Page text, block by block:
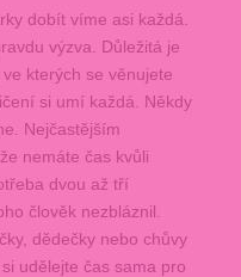
dobít víme asi každá.
výzva. Důležitá je
kterých se věnujete
si umí každá. Někdy
Nejčastějším
nemáte čas kvůli
dvou až tří
člověk nezbláznil.
dědečky nebo chůvy
udělejte čas sama pro